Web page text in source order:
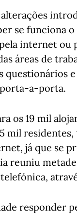
alterações
se funciona
internet
áreas de
questionários
a-porta.
os 19 mil
mil
já que se
reuniu
responder